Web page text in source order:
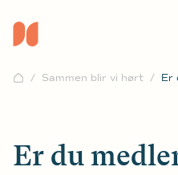
Sammen blir vi hørt Er
Er du